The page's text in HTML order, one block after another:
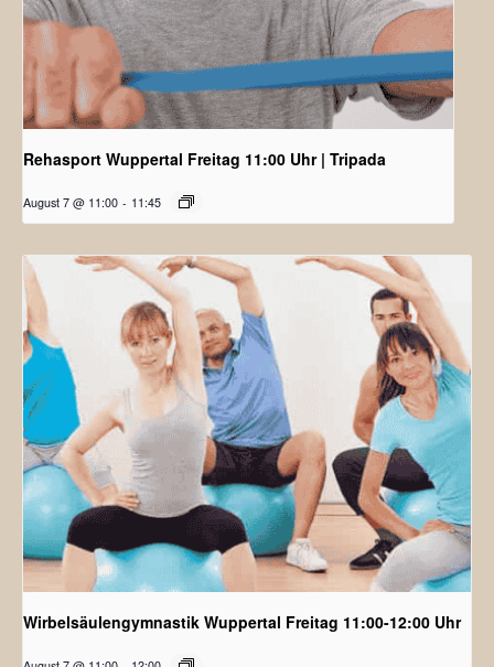
Rehasport Wuppertal Freitag 11:00 Uhr | Tripada
August 7 @ 11:00 - 11:45
Wirbelsäulengymnastik Wuppertal Freitag 11:00-12:00 Uhr